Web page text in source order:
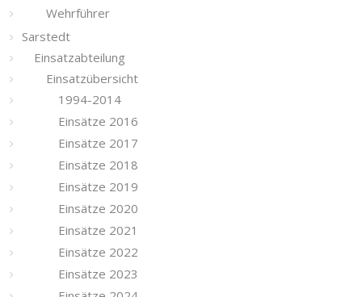
Wehrführer
Sarstedt
Einsatzabteilung
Einsatzübersicht
1994-2014
Einsätze 2016
Einsätze 2017
Einsätze 2018
Einsätze 2019
Einsätze 2020
Einsätze 2021
Einsätze 2022
Einsätze 2023